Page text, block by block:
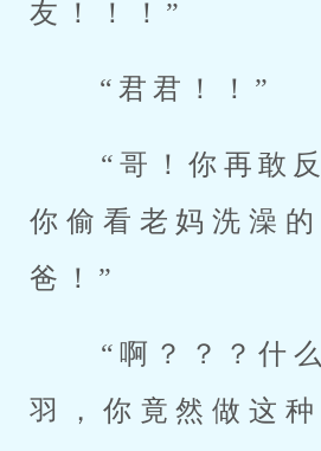
友！！！”
“君君！！”
你偷看老妈洗澡的
爸！”
羽，你竟然做这种